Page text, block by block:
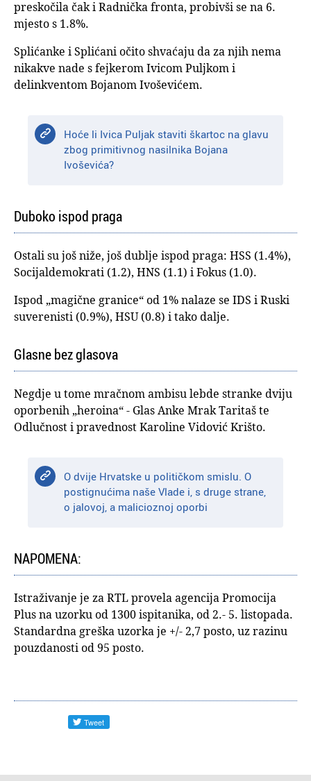
preskočila čak i Radnička fronta, probivši se na 6.
mjesto s 1.8%.
Splićanke i Splićani očito shvaćaju da za njih nema
nikakve nade s fejkerom Ivicom Puljkom i
delinkventom Bojanom Ivoševićem.
Hoće li Ivica Puljak staviti škartoc na glavu
zbog primitivnog nasilnika Bojana
Ivoševića?
Duboko ispod praga
Ostali su još niže, još dublje ispod praga: HSS (1.4%),
Socijaldemokrati (1.2), HNS (1.1) i Fokus (1.0).
Ispod „magične granice“ od 1% nalaze se IDS i Ruski
suverenisti (0.9%), HSU (0.8) i tako dalje.
Glasne bez glasova
Negdje u tome mračnom ambisu lebde stranke dviju
oporbenih „heroina“ - Glas Anke Mrak Taritaš te
Odlučnost i pravednost Karoline Vidović Krišto.
O dvije Hrvatske u političkom smislu. O
postignućima naše Vlade i, s druge strane,
o jalovoj, a malicioznoj oporbi
NAPOMENA:
Istraživanje je za RTL provela agencija Promocija
Plus na uzorku od 1300 ispitanika, od 2.- 5. listopada.
Standardna greška uzorka je +/- 2,7 posto, uz razinu
pouzdanosti od 95 posto.